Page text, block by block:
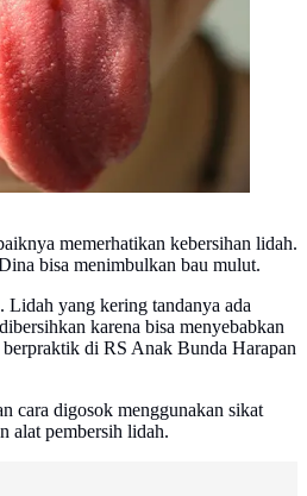
memerhatikan kebersihan lidah.
bisa menimbulkan bau mulut.
Lidah yang kering tandanya ada
karena bisa menyebabkan
di RS Anak Bunda Harapan
cara digosok menggunakan sikat
alat pembersih lidah.